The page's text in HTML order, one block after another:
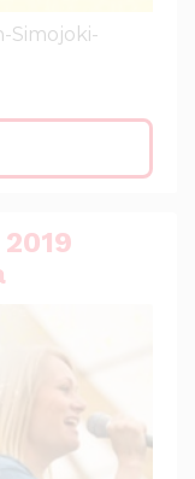
Simojoki-